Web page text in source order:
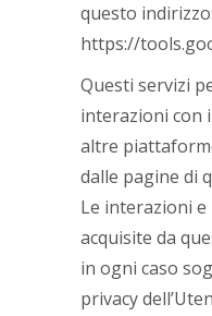
questo indirizzo:
https://
Questi servizi
interazioni con
altre
dalle pagine di
Le interazioni
acquisite da
in ogni caso
privacy